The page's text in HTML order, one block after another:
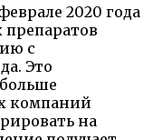
2020 года
с
Это
компаний
на